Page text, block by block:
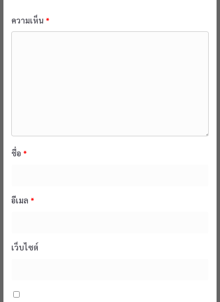
ความเห็น *
ชื่อ *
อีเมล *
เว็บไซต์